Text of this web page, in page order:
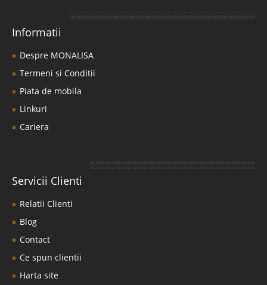
Informatii
Despre MONALISA
Termeni si Conditii
Piata de mobila
Linkuri
Cariera
Servicii Clienti
Relatii Clienti
Blog
Contact
Ce spun clientii
Harta site